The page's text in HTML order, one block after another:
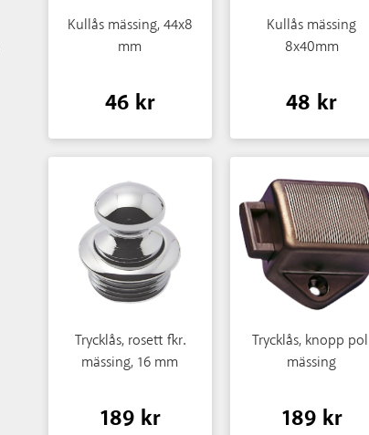
Kullås mässing, 44x8
mm
46 kr
Kullås mässing
8x40mm
48 kr
Trycklås, rosett fkr.
mässing, 16 mm
189 kr
Trycklås, knopp
mässing
189 kr